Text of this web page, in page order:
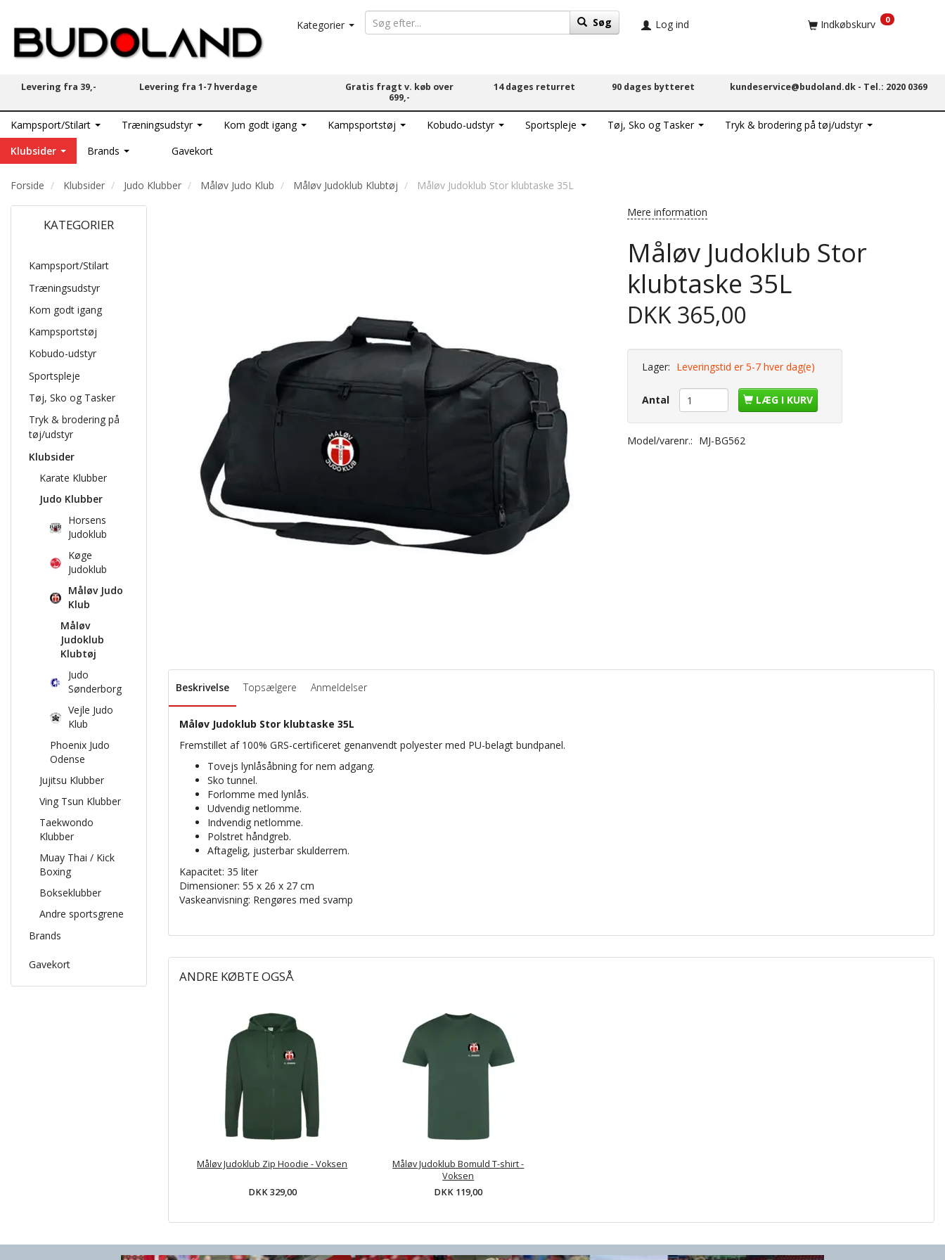
Kategorier Søg Log ind Indkøbskurv 0
Levering fra 39,- Levering fra 1-7 hverdage
Gratis fragt v. køb over
699,-
14 dages returret 90 dages bytteret kundeservice@budoland.dk - Tel.: 2020 0369
Kampsport/Stilart Træningsudstyr Kom godt igang Kampsportstøj Kobudo-udstyr Sportspleje Tøj, Sko og Tasker
Tryk & brodering på tøj/udstyr
Klubsider
Brands Gavekort
Forside Klubsider Judo Klubber Måløv Judo Klub Måløv Judoklub Klubtøj Måløv Judoklub Stor klubtaske 35L
KATEGORIER
Kampsport/Stilart
Træningsudstyr
Kom godt igang
Kampsportstøj
Kobudo-udstyr
Sportspleje
Tøj, Sko og Tasker
Tryk & brodering på
tøj/udstyr
Klubsider
Karate Klubber
Judo Klubber
Horsens
Judoklub
Køge
Judoklub
Måløv Judo
Klub
Måløv
Judoklub
Klubtøj
Judo
Sønderborg
Vejle Judo
Klub
Phoenix Judo
Odense
Jujitsu Klubber
Ving Tsun Klubber
Taekwondo
Klubber
Muay Thai / Kick
Boxing
Bokseklubber
Andre sportsgrene
Brands
Gavekort
Mere information
Måløv Judoklub Stor
klubtaske 35L
DKK 365,00
Lager: Leveringstid er 5-7 hver dag(e)
Antal LÆG I KURV
Model/varenr.: MJ-BG562
Beskrivelse Topsælgere Anmeldelser
Måløv Judoklub Stor klubtaske 35L
Fremstillet af 100% GRS-certificeret genanvendt polyester med PU-belagt bundpanel.
Tovejs lynlåsåbning for nem adgang.
Sko tunnel.
Forlomme med lynlås.
Udvendig netlomme.
Indvendig netlomme.
Polstret håndgreb.
Aftagelig, justerbar skulderrem.
Kapacitet: 35 liter
Dimensioner: 55 x 26 x 27 cm
Vaskeanvisning: Rengøres med svamp
ANDRE KØBTE OGSÅ
Måløv Judoklub Zip Hoodie - Voksen
DKK 329,00
Måløv Judoklub Bomuld T-shirt -
Voksen
DKK 119,00